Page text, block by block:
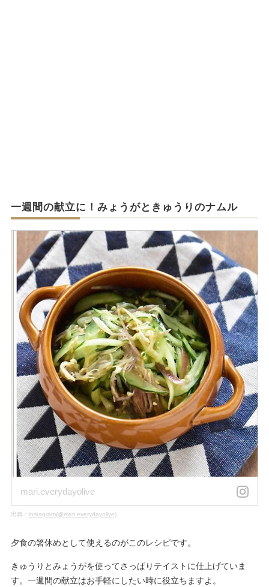
一週間の献立に！みょうがときゅうりのナムル
mari.everydayolive
出典： instagram(@mari.everydayolive)
夕食の箸休めとして使えるのがこのレシピです。
きゅうりとみょうがを使ってさっぱりテイストに仕上げていま
す。一週間の献立はお手軽にしたい時に役立ちますよ。